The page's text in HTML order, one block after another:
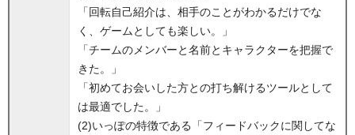
「回転自己紹介は、相手のことがわかるだけでな
く、ゲームとしても楽しい。」
「チームのメンバーと名前とキャラクターを把握で
きた。」
「初めてお会いした方との打ち解けるツールとして
は最適でした。」
(2)いっぽの特徴である「フィードバックに関してな